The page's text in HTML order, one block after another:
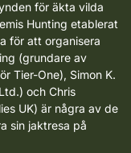
för äkta vilda
Hunting etablerat
för att organisera
(grundare av
Tier-One), Simon K.
och Chris
UK) är några av de
sin jaktresa på